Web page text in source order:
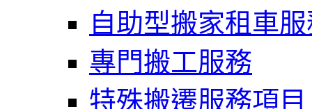
自助型搬家租車
專門搬工服務
特殊搬遷服務項目